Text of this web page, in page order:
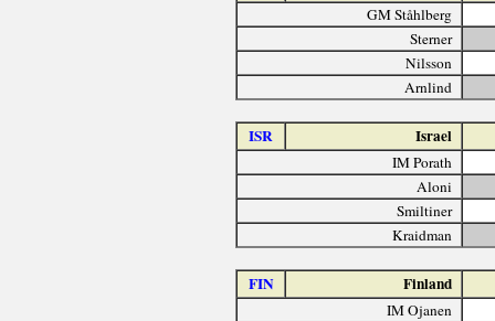
GM Ståhlberg
Sterner
Nilsson
Arnlind
ISR Israel
IM Porath
Aloni
Smiltiner
Kraidman
FIN Finland
IM Ojanen